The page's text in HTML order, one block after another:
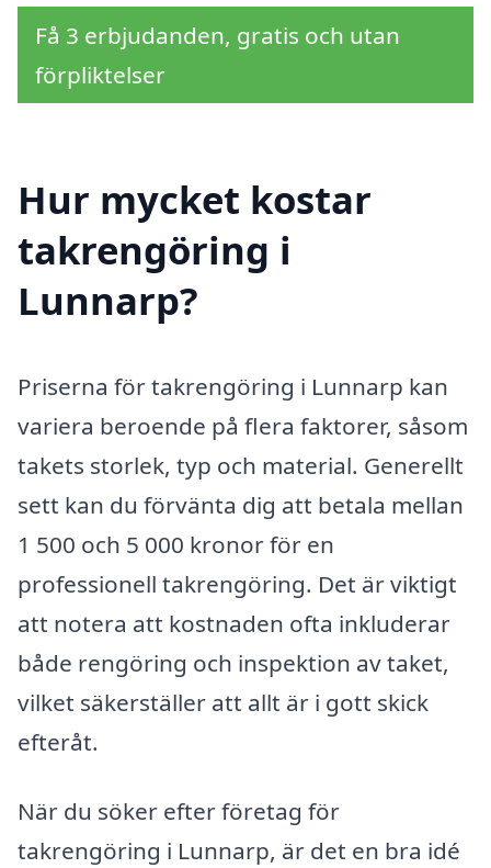
Få 3 erbjudanden, gratis och utan
förpliktelser
Hur mycket kostar
takrengöring i
Lunnarp?
Priserna för takrengöring i Lunnarp kan
variera beroende på flera faktorer, såsom
takets storlek, typ och material. Generellt
sett kan du förvänta dig att betala mellan
1 500 och 5 000 kronor för en
professionell takrengöring. Det är viktigt
att notera att kostnaden ofta inkluderar
både rengöring och inspektion av taket,
vilket säkerställer att allt är i gott skick
efteråt.
När du söker efter företag för
takrengöring i Lunnarp, är det en bra idé